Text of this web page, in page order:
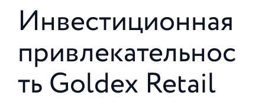
Инвестиционная
привлекательнос
ть Goldex Retail